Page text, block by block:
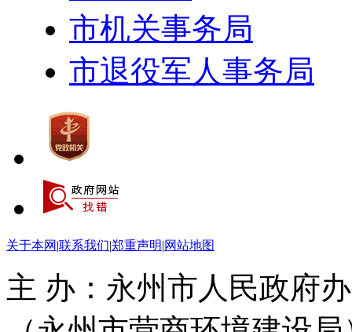
市机关事务局
市退役军人事务局
关于本网 |联系我们|郑重声明|网站地图
主 办：永州市人民政府